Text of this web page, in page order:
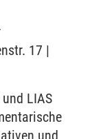
17 |
LIAS
und